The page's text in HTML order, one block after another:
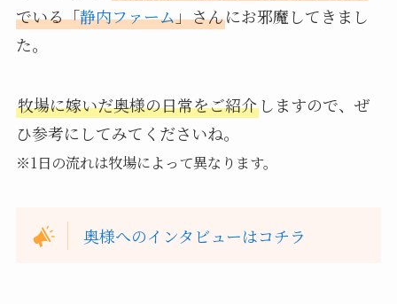
でいる「静内ファーム」さんにお邪魔してきまし
た。
牧場に嫁いだ奥様の日常をご紹介しますので、ぜ
ひ参考にしてみてくださいね。
※1日の流れは牧場によって異なります。
奥様へのインタビューはコチラ